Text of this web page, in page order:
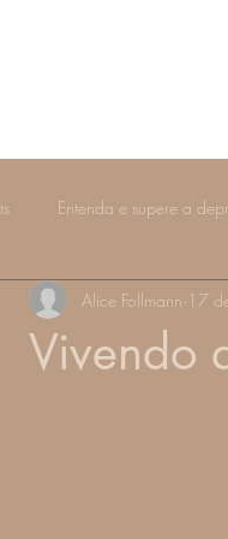
Entenda e supere a
e emoções Estados
Vivendo
Alice Follmann 17